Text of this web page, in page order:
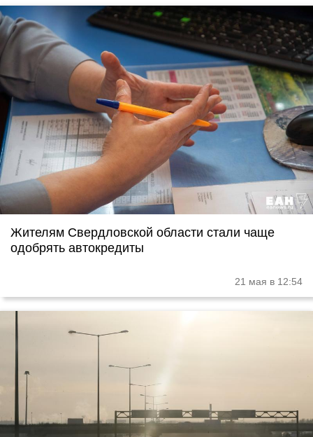
Жителям Свердловской области стали чаще
одобрять автокредиты
21 мая в 12:54